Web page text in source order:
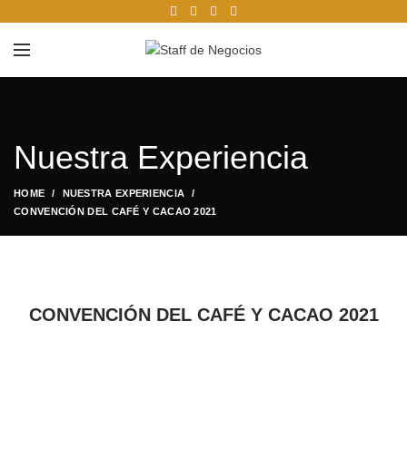
Nuestra Experiencia
HOME
NUESTRA EXPERIENCIA
CONVENCIÓN DEL CAFÉ Y CACAO 2021
CONVENCIÓN DEL CAFÉ Y CACAO 2021